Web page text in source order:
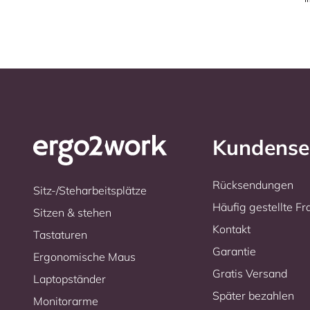
Sitz-/Steharbeitsplätze
Sitzen & stehen
Tastaturen
Ergonomische Maus
Laptopständer
Monitorarme
Rücksendungen
Häufig gestellte
Kontakt
Garantie
Gratis Versand
Später bezahlen